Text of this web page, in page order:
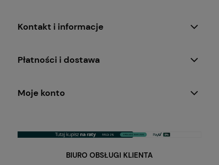
Kontakt i informacje
Płatności i dostawa
Moje konto
BIURO OBSŁUGI KLIENTA